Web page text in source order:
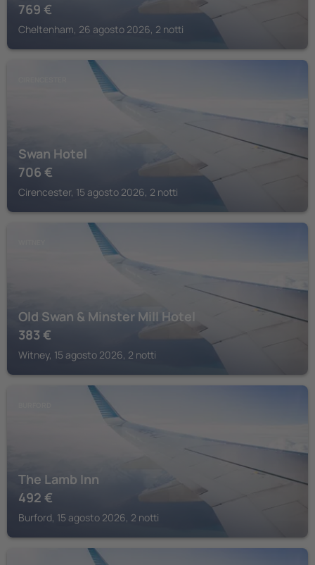
769 €
Cheltenham, 26 agosto 2026, 2 notti
Swan Hotel
706 €
Cirencester, 15 agosto 2026, 2 notti
Old Swan & Minster Mill Hotel
383 €
Witney, 15 agosto 2026, 2 notti
The Lamb Inn
492 €
Burford, 15 agosto 2026, 2 notti